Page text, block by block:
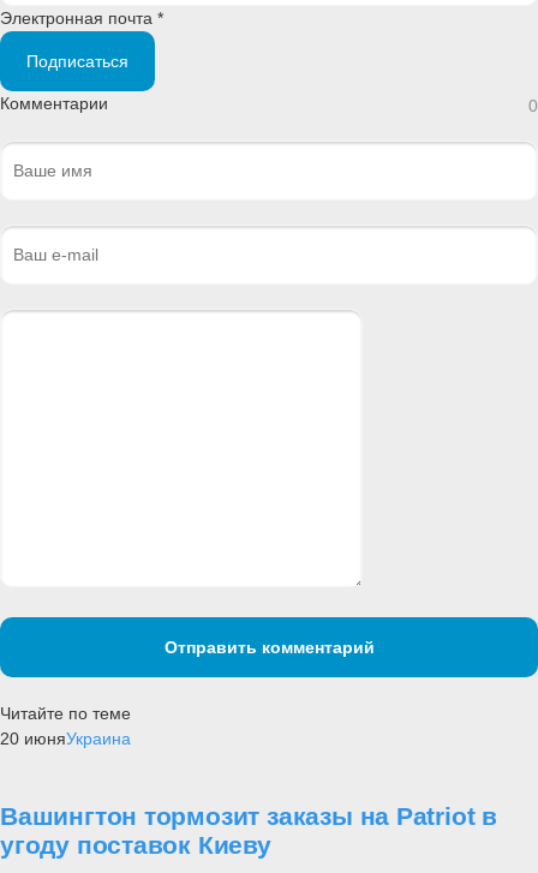
Электронная почта *
Подписаться
Комментарии 0
Отправить комментарий
Читайте по теме
20 июняУкраина
Вашингтон тормозит заказы на Patriot в
угоду поставок Киеву